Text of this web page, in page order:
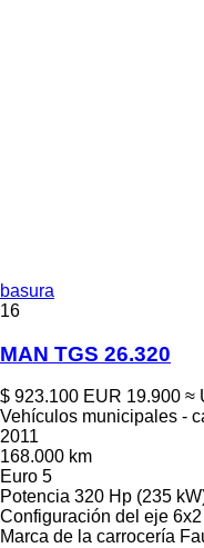
basura
16
MAN TGS 26.320
$ 923.100 EUR 19.900 ≈
Vehículos municipales -
2011
168.000 km
Euro 5
Potencia 320 Hp (235
Configuración del eje 6x2
Marca de la carrocería